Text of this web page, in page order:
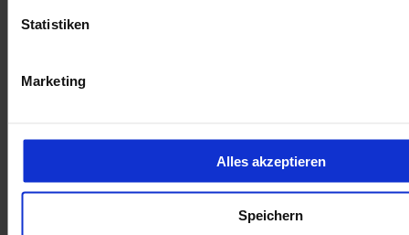
Statistiken
Marketing
Alles akzeptieren
Speichern